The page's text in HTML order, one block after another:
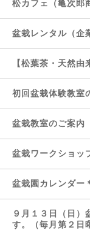
松カフェ（亀次郎
盆栽レンタル（企
【松葉茶・天然
初回盆栽体験教
盆栽教室のご案内
盆栽ワークショ
盆栽園カレンダー
９月１３日（日）
す。（毎月第２日